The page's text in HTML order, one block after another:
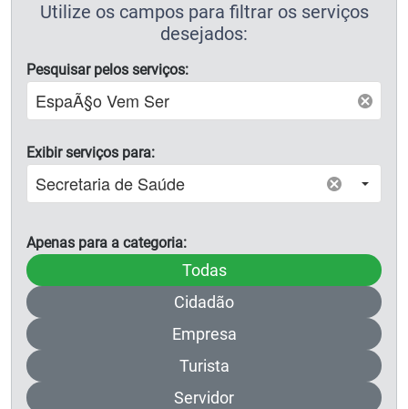
Utilize os campos para filtrar os serviços
desejados:
Pesquisar pelos serviços:
Exibir serviços para:
Apenas para a categoria:
Limpar o filtro por
Todas
Filtrar apenas para a
Cidadão
Filtrar apenas para a
Empresa
Filtrar apenas para a
Turista
Filtrar apenas para a
Servidor